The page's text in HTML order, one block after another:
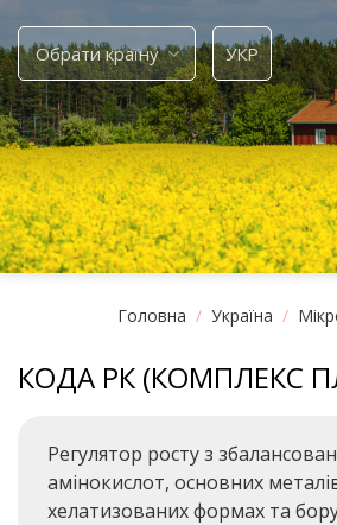
to
content
Обрати країну УКР
Головна / Україна /
КОДА РК (КОМПЛЕКС
Регулятор росту з
амінокислот, основних
хелатизованих формах та